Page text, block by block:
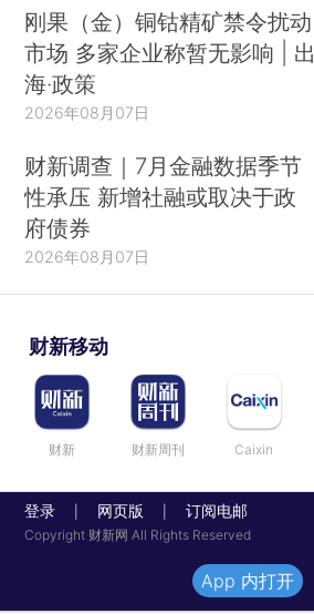
刚果（金）铜钴精矿禁令扰动
市场 多家企业称暂无影响 | 出
海·政策
2026年08月07日
财新调查｜7月金融数据季节
性承压 新增社融或取决于政
府债券
2026年08月07日
财新移动
财新 财新周刊 Caixin
登录 网页版 订阅电邮
Copyright 财新网 All Rights Reserved
App 内打开